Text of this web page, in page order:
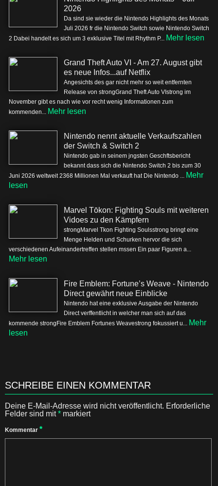
2026
Da sind sie wieder die Nintendo Highlights des Monats
Juli 2026 fr die Nintendo Switch sowie Nintendo Switch
2 Dabei handelt es sich um 3 exklusive Titel mit Rhythm P... Mehr lesen
Grand Theft Auto VI - Am 27. August gibt
es neue Infos...auf Netflix
Angesichts des gar nicht mehr so weit entfernten
Release von strongGrand Theft Auto VIstrong im
November gibt es nach wie vor recht wenig Informationen zum
kommenden... Mehr lesen
Nintendo nennt aktuelle Verkaufszahlen
der Switch & Switch 2
Nintendo gab in seinem jngsten Geschftsbericht
bekannt dass sich die Nintendo Switch 2 bis zum 30
Juni 2026 weltweit 2368 Millionen Mal verkauft hat Die Nintendo ... Mehr
lesen
Marvel Tōkon: Fighting Souls mit weiteren
Vidoes zu den Kämpfern
strongMarvel Tkon Fighting Soulsstrong bringt eine
Menge Helden und Schurken hervor die sich
verschiedenen Aufeinandertreffen stellen mssen Ein paar Figuren a...
Mehr lesen
Fire Emblem: Fortune’s Weave - Nintendo
Direct gewährt neue Einblicke
Nintendo hat eine exklusive Ausgabe der Nintendo
Direct verffentlicht in welcher man sich auf das
kommende strongFire Emblem Fortunes Weavestrong fokussiert u... Mehr
lesen
SCHREIBE EINEN KOMMENTAR
Deine E-Mail-Adresse wird nicht veröffentlicht. Erforderliche
Felder sind mit* markiert
Kommentar *